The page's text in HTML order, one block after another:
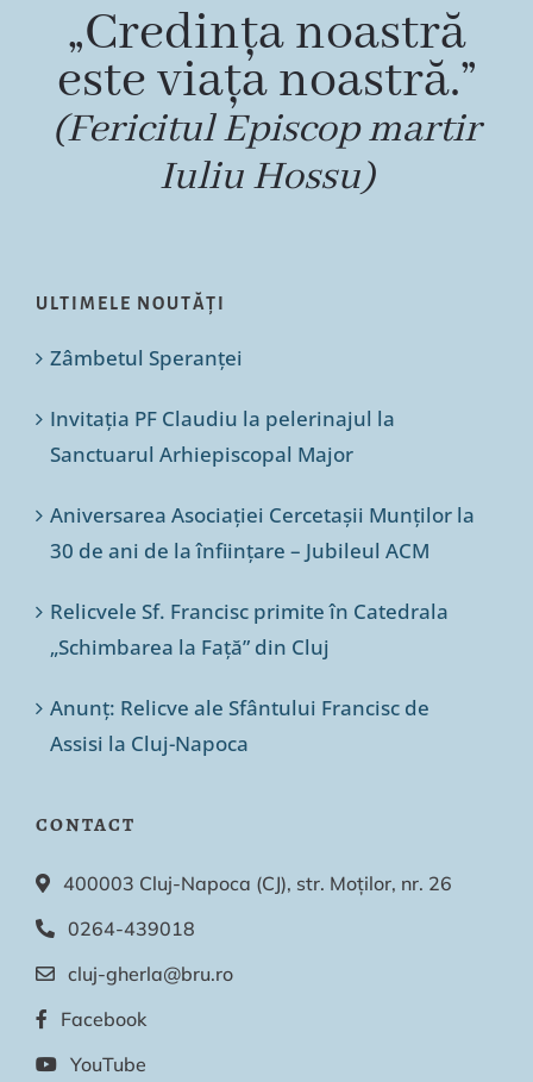
„Credința noastră
este viața noastră.”
(Fericitul Episcop martir
Iuliu Hossu)
ULTIMELE NOUTĂȚI
Zâmbetul Speranței
Invitația PF Claudiu la pelerinajul la
Sanctuarul Arhiepiscopal Major
Aniversarea Asociației Cercetașii Munților la
30 de ani de la înființare – Jubileul ACM
Relicvele Sf. Francisc primite în Catedrala
„Schimbarea la Față” din Cluj
Anunț: Relicve ale Sfântului Francisc de
Assisi la Cluj-Napoca
CONTACT
400003 Cluj-Napoca (CJ), str. Moților, nr. 26
0264-439018
cluj-gherla@bru.ro
Facebook
YouTube